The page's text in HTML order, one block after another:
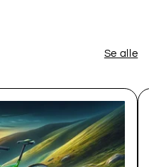
Se alle